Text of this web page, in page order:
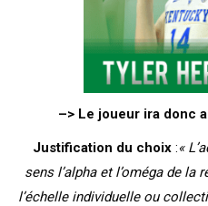
–> Le joueur ira donc
Justification du choix :«
sens l’alpha et l’oméga de la
l’échelle individuelle ou